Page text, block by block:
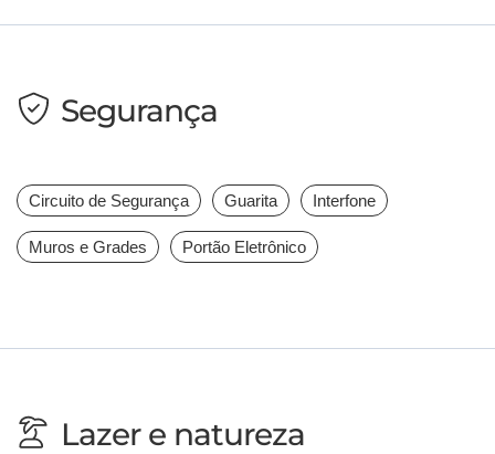
Segurança
Circuito de Segurança Guarita Interfone
Muros e Grades Portão Eletrônico
Lazer e natureza